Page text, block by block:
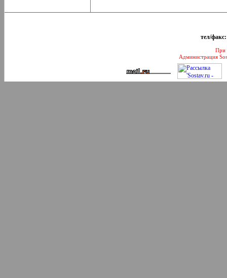
тел/факс:
При
Администрация